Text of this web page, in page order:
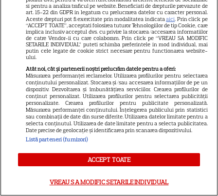
ALTE ARTICOLE
INTERESANTE
7
VEDETE STRĂINE
Ryan Gosling este noul Ghost
Rider din Universul Marvel.
Anunțul făcut la Comic-Con i-
a entuziasmat pe fani
DISNEY PLUS
„Diavolul se îmbracă de la
si pentru a analiza traficul pe website. Beneficiati de drepturile prevazute de
art. 15-22 din GDPR in legatura cu prelucrarea datelor cu caracter personal.
Aceste drepturi pot fi exercitate prin modalitatea indicataaici. Prin click pe
“ACCEPT TOATE”, acceptati folosirea tuturor Tehnologiilor de tip Cookie, care
implica inclusiv acceptul dvs. cu privire la stocarea/accesarea informatiilor
de catre Vendor-ii cu care colaboram. Prin click pe “VREAU SA MODIFIC
SETARILE INDIVIDUAL” puteti schimba preferintele in mod individual, mai
putin cele legate de cookie strict necesare pentru functionarea website-
ului.
Atât noi, cât și partenerii noștri prelucrăm datele pentru a oferi:
Măsurarea performanței reclamelor. Utilizarea profilurilor pentru selectarea
conținutului personalizat. Stocarea și/sau accesarea informațiilor de pe un
dispozitiv. Dezvoltarea și îmbunătățirea serviciilor. Crearea profilurilor de
conținut personalizat. Utilizarea profilurilor pentru selectarea publicității
personalizate. Crearea profilurilor pentru publicitate personalizată.
Măsurarea performanței conținutului. Înțelegerea publicului prin statistici
sau combinații de date din surse diferite. Utilizarea datelor limitate pentru a
selecta conținutul. Utilizarea de date limitate pentru a selecta publicitatea.
Date precise de geolocație și identificarea prin scanarea dispozitivului.
Listă parteneri (furnizori)
ACCEPT TOATE
VREAU SA MODIFIC SETARILE INDIVIDUAL